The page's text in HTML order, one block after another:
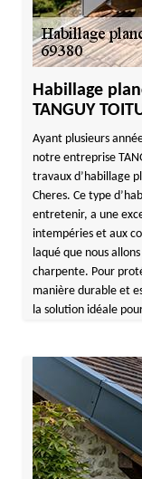
Habillage
TANGUY
Ayant plusieurs
notre entreprise
travaux d’habillage
Cheres. Ce type
entretenir, a une
intempéries et aux
laqué que nous
charpente. Pour
manière durable et
la solution idéale